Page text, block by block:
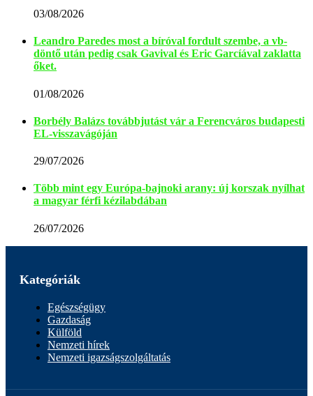
03/08/2026
Leandro Paredes most a bíróval fordult szembe, a vb-
döntő után pedig csak Gavival és Eric Garcíával zaklatta
őket.
01/08/2026
Borbély Balázs továbbjutást vár a Ferencváros budapesti
EL-visszavágóján
29/07/2026
Több mint egy Európa-bajnoki arany: új korszak nyílhat
a magyar férfi kézilabdában
26/07/2026
Kategóriák
Egészségügy
Gazdaság
Külföld
Nemzeti hírek
Nemzeti igazságszolgáltatás